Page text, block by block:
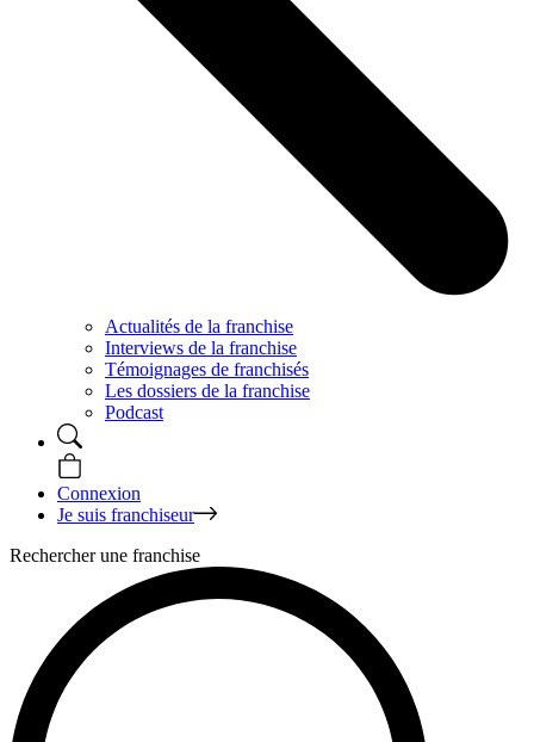
Actualités de la franchise
Interviews de la franchise
Témoignages de franchisés
Les dossiers de la franchise
Podcast
Connexion
Je suis franchiseur
Rechercher une franchise